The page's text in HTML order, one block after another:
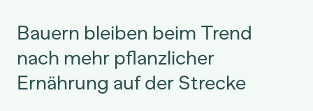
Bauern bleiben beim Trend
nach mehr pflanzlicher
Ernährung auf der Strecke